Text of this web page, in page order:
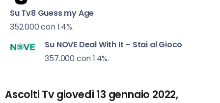
Su Tv8 Guess my Age
352.000 con 1.4%.
Su NOVE Deal With It – Stai al Gioco
357.000 con 1.4%.
Ascolti Tv giovedì 13 gennaio 2022,